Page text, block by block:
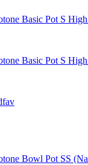
Basic Pot S
Basic Pot S
Bowl Pot SS